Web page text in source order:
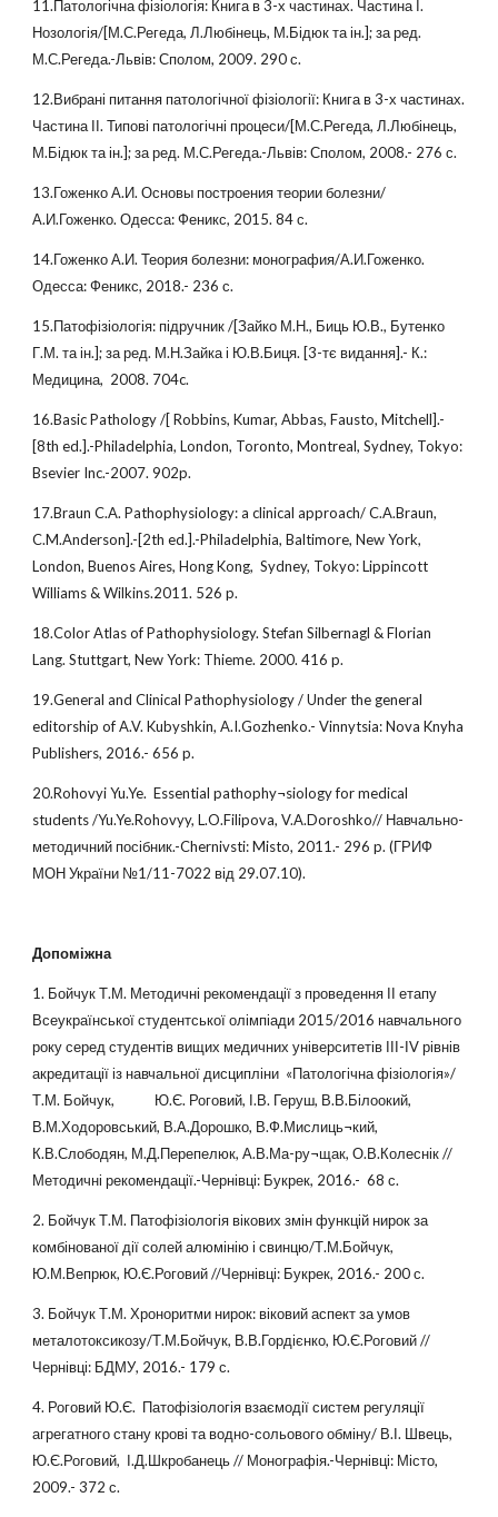
11.Патологічна фізіологія: Книга в 3-х частинах. Частина І.
Нозологія/[М.С.Регеда, Л.Любінець, М.Бідюк та ін.]; за ред.
М.С.Регеда.-Львів: Сполом, 2009. 290 с.
12.Вибрані питання патологічної фізіології: Книга в 3-х частинах.
Частина ІІ. Типові патологічні процеси/[М.С.Регеда, Л.Любінець,
М.Бідюк та ін.]; за ред. М.С.Регеда.-Львів: Сполом, 2008.- 276 с.
13.Гоженко А.И. Основы построения теории болезни/
А.И.Гоженко. Одесса: Феникс, 2015. 84 с.
14.Гоженко А.И. Теория болезни: монография/А.И.Гоженко.
Одесса: Феникс, 2018.- 236 с.
15.Патофізіологія: підручник /[Зайко М.Н., Биць Ю.В., Бутенко
Г.М. та ін.]; за ред. М.Н.Зайка і Ю.В.Биця. [3-тє видання].- К.:
Медицина, 2008. 704c.
16.Basic Pathology /[ Robbins, Kumar, Abbas, Fausto, Mitchell].-
[8th ed.].-Philadelphia, London, Toronto, Montreal, Sydney, Tokyo:
Bsevier Inc.-2007. 902p.
17.Braun C.A. Pathophysiology: a clinical approach/ C.A.Braun,
C.M.Anderson].-[2th ed.].-Philadelphia, Baltimore, New York,
London, Buenos Aires, Hong Kong, Sydney, Tokyo: Lippincott
Williams & Wilkins.2011. 526 p.
18.Color Atlas of Pathophysiology. Stefan Silbernagl & Florian
Lang. Stuttgart, New York: Thieme. 2000. 416 p.
19.General and Clinical Pathophysiology / Under the general
editorship of A.V. Kubyshkin, A.I.Gozhenko.- Vinnytsia: Nova Knyha
Publishers, 2016.- 656 p.
20.Rohovyi Yu.Ye. Essential pathophy¬siology for medical
students /Yu.Ye.Rohovyy, L.O.Filipova, V.A.Doroshko// Навчально-
методичний посібник.-Chernivsti: Misto, 2011.- 296 p. (ГРИФ
МОН України №1/11-7022 від 29.07.10).
Допоміжна
1. Бойчук Т.М. Методичні рекомендації з проведення ІІ етапу
Всеукраїнської студентської олімпіади 2015/2016 навчального
року серед студентів вищих медичних університетів ІІІ-ІV рівнів
акредитації із навчальної дисципліни «Патологічна фізіологія»/
Т.М. Бойчук, Ю.Є. Роговий, І.В. Геруш, В.В.Білоокий,
В.М.Ходоровський, В.А.Дорошко, В.Ф.Мислиць¬кий,
К.В.Слободян, М.Д.Перепелюк, А.В.Ма-ру¬щак, О.В.Колеснік //
Методичні рекомендації.-Чернівці: Букрек, 2016.- 68 с.
2. Бойчук Т.М. Патофізіологія вікових змін функцій нирок за
комбінованої дії солей алюмінію і свинцю/Т.М.Бойчук,
Ю.М.Вепрюк, Ю.Є.Роговий //Чернівці: Букрек, 2016.- 200 с.
3. Бойчук Т.М. Хроноритми нирок: віковий аспект за умов
металотоксикозу/Т.М.Бойчук, В.В.Гордієнко, Ю.Є.Роговий //
Чернівці: БДМУ, 2016.- 179 с.
4. Роговий Ю.Є. Патофізіологія взаємодії систем регуляції
агрегатного стану крові та водно-сольового обміну/ В.І. Швець,
Ю.Є.Роговий, І.Д.Шкробанець // Монографія.-Чернівці: Місто,
2009.- 372 с.